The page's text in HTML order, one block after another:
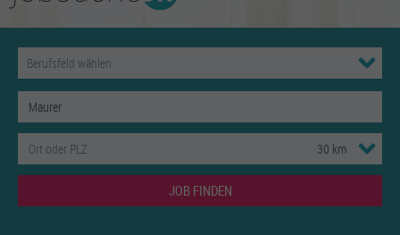
JOB FINDEN